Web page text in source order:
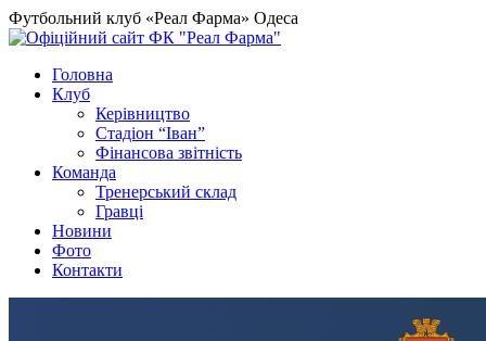
Футбольний клуб «Реал Фарма» Одеса
Головна
Клуб
Керівництво
Стадіон “Іван”
Фінансова звітність
Команда
Тренерський склад
Гравці
Новини
Фото
Контакти